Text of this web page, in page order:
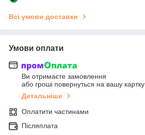
Всі умови доставки
Умови оплати
Ви отримаєте замовлення
або гроші повернуться на вашу картку
Детальніше
Оплатити частинами
Післяплата